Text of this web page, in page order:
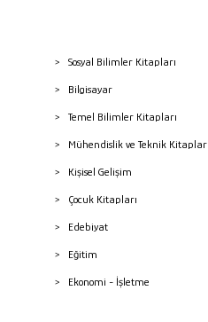
Sosyal Bilimler Kitapları
Bilgisayar
Temel Bilimler Kitapları
Mühendislik ve Teknik Kitaplar
Kişisel Gelişim
Çocuk Kitapları
Edebiyat
Eğitim
Ekonomi - İşletme